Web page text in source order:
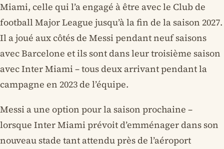
Miami, celle qui l’a engagé à être avec le Club de
football Major League jusqu’à la fin de la saison 2027.
Il a joué aux côtés de Messi pendant neuf saisons
avec Barcelone et ils sont dans leur troisième saison
avec Inter Miami – tous deux arrivant pendant la
campagne en 2023 de l’équipe.
Messi a une option pour la saison prochaine –
lorsque Inter Miami prévoit d’emménager dans son
nouveau stade tant attendu près de l’aéroport